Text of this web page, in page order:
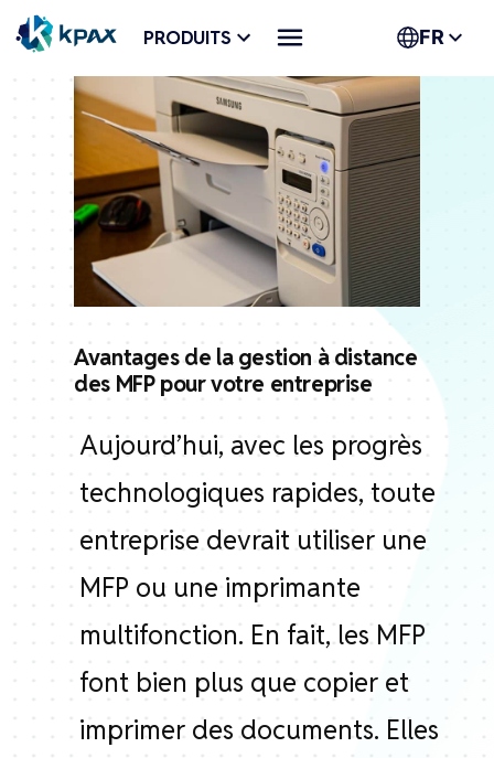
Aller
contenu
PRODUITS FR
Avantages de la gestion à distance
des MFP pour votre entreprise
Aujourd’hui, avec les progrès
technologiques rapides, toute
entreprise devrait utiliser une
MFP ou une imprimante
multifonction. En fait, les MFP
font bien plus que copier et
imprimer des documents. Elles